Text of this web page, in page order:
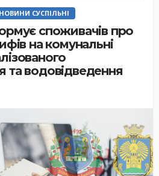
НОВИНИ СУСПІЛЬНІ
споживачів про
на комунальні
та водовідведення